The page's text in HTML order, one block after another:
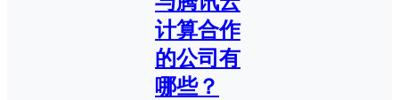
计算合作
的公司有
哪些？